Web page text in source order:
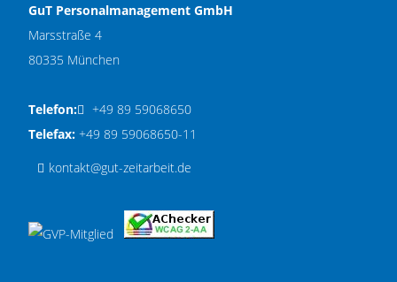
GuT Personalmanagement GmbH
Marsstraße 4
80335 München
Telefon:
+49 89 59068650
Telefax: +49 89 59068650-11
kontakt@gut-zeitarbeit.de